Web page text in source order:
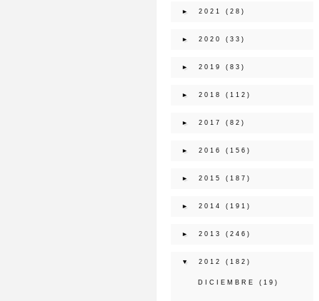
► 2021 (28)
► 2020 (33)
► 2019 (83)
► 2018 (112)
► 2017 (82)
► 2016 (156)
► 2015 (187)
► 2014 (191)
► 2013 (246)
▼ 2012 (182)
DICIEMBRE (19)